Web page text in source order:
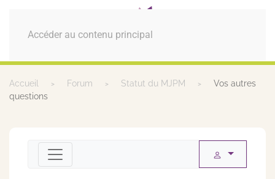
Accéder au contenu principal
MENU
Accueil Forum Statut du MJPM
Vos autres
questions